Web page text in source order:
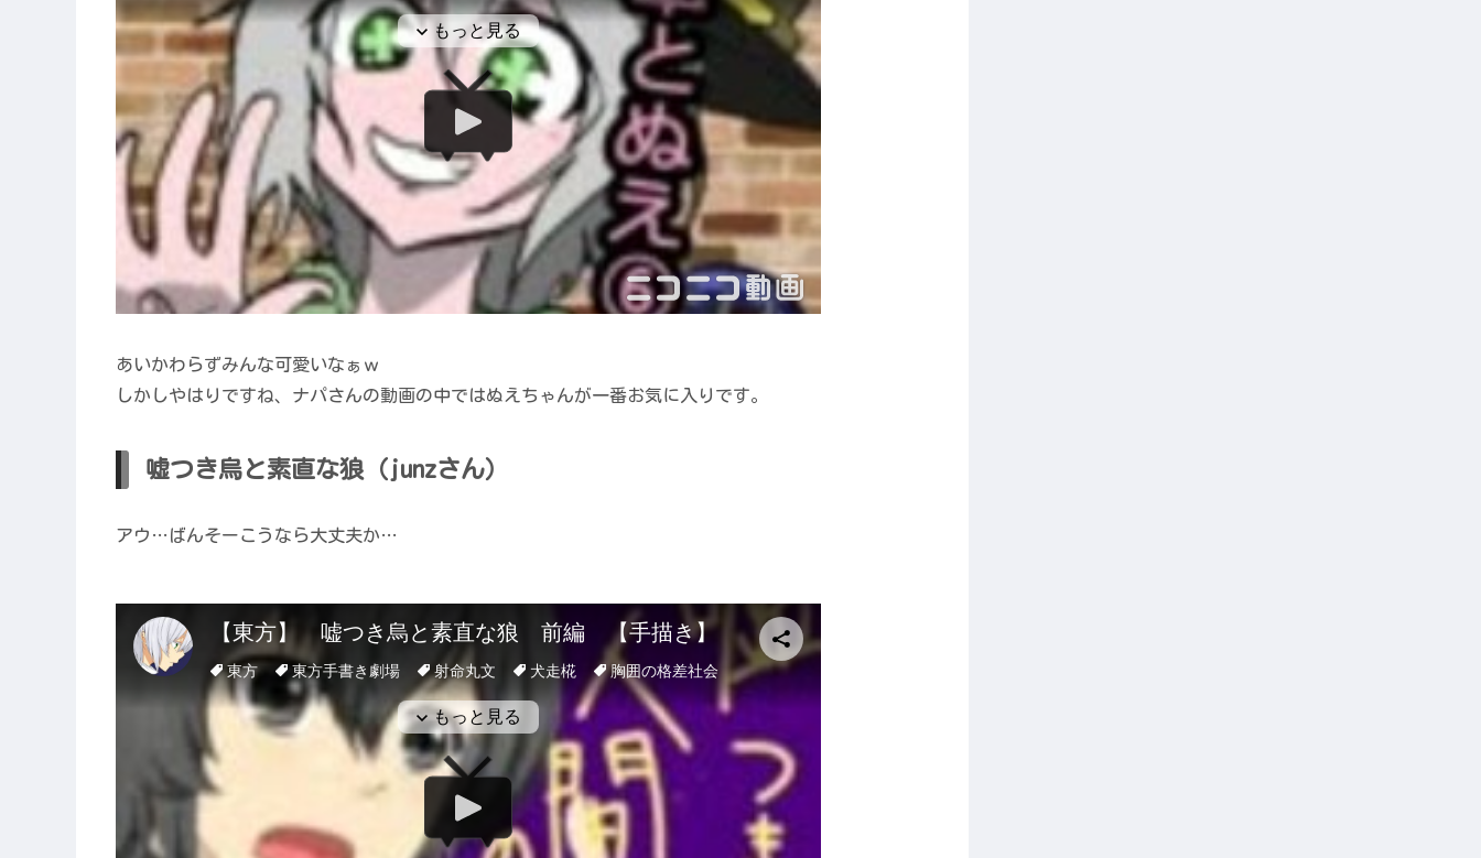
あいかわらずみんな可愛いなぁｗ
しかしやはりですね、ナパさんの動画の中ではぬえちゃんが一番お気に入りです。
嘘つき烏と素直な狼（junzさん）
アウ…ばんそーこうなら大丈夫か…